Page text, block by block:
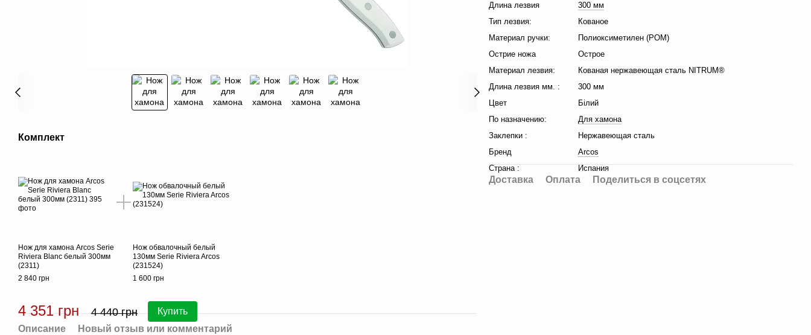
Комплект
Нож для хамона Arcos Serie
Riviera Blanc белый 300мм
(2311)
2 840 грн
Нож обвалочный белый
130мм Serie Riviera Arcos
(231524)
1 600 грн
4 351 грн 4 440 грн
Купить
Описание
Новый отзыв или комментарий
Длина лезвия
300 мм
Тип лезвия:
Кованое
Материал ручки:
Полиоксиметилен (POM)
Острие ножа
Острое
Материал лезвия:
Кованая нержавеющая сталь NITRUM®
Длина лезвия мм. :
300 мм
Цвет
Білий
По назначению:
Для хамона
Заклепки :
Нержавеющая сталь
Бренд
Arcos
Страна :
Испания
Доставка Оплата Поделиться в соцсетях